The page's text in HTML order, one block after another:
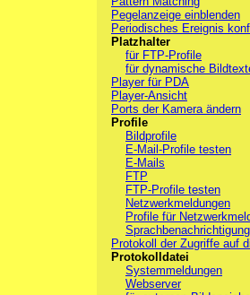
Pegelanzeige einblenden
Periodisches Ereignis
Platzhalter
für FTP-Profile
für dynamische
Player für PDA
Player-Ansicht
Ports der Kamera ändern
Profile
Bildprofile
E-Mail-Profile testen
E-Mails
FTP
FTP-Profile testen
Netzwerkmeldungen
Profile für
Sprachbenachrichtigung
Protokoll der Zugriffe auf
Protokolldatei
Systemmeldungen
Webserver